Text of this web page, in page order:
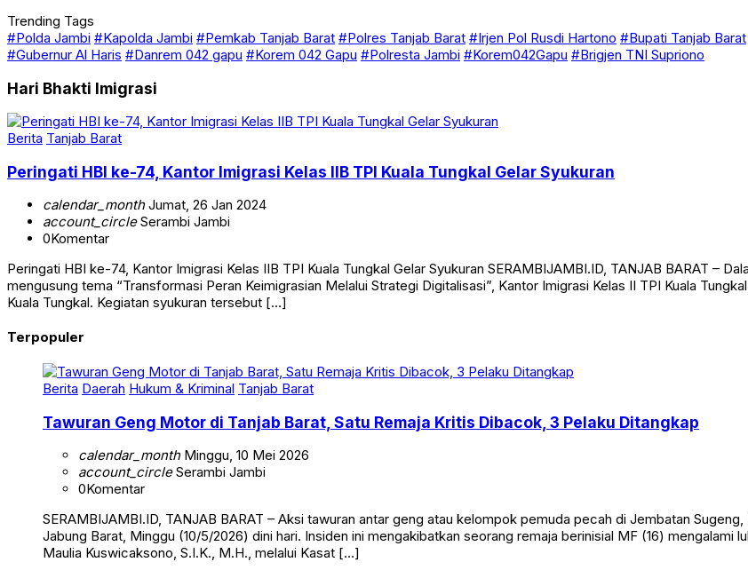
Trending Tags
#Polda Jambi #Kapolda Jambi #Pemkab Tanjab Barat #Polres Tanjab Barat #Irjen Pol Rusdi Hartono #Bupati Tanjab Barat
#Gubernur Al Haris #Danrem 042 gapu #Korem 042 Gapu #Polresta Jambi #Korem042Gapu #Brigjen TNI Supriono
Hari Bhakti Imigrasi
Berita Tanjab Barat
Peringati HBI ke-74, Kantor Imigrasi Kelas IIB TPI Kuala Tungkal Gelar Syukuran
calendar_monthJumat, 26 Jan 2024
account_circleSerambi Jambi
0Komentar
Peringati HBI ke-74, Kantor Imigrasi Kelas IIB TPI Kuala Tungkal Gelar Syukuran SERAMBIJAMBI.ID, TANJAB BARAT –
mengusung tema “Transformasi Peran Keimigrasian Melalui Strategi Digitalisasi”, Kantor Imigrasi Kelas II TPI Kuala
Kuala Tungkal. Kegiatan syukuran tersebut […]
Terpopuler
Berita Daerah Hukum & Kriminal Tanjab Barat
Tawuran Geng Motor di Tanjab Barat, Satu Remaja Kritis Dibacok, 3 Pelaku Ditangkap
calendar_monthMinggu, 10 Mei 2026
account_circleSerambi Jambi
0Komentar
SERAMBIJAMBI.ID, TANJAB BARAT – Aksi tawuran antar geng atau kelompok pemuda pecah di Jembatan
Jabung Barat, Minggu (10/5/2026) dini hari. Insiden ini mengakibatkan seorang remaja berinisial MF (16) mengalami
Maulia Kuswicaksono, S.I.K., M.H., melalui Kasat […]